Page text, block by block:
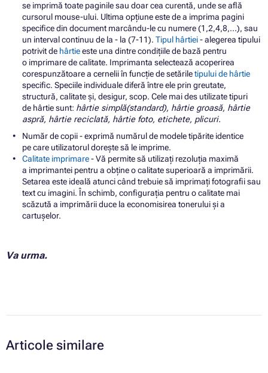
se imprimă toate paginile sau doar cea curentă, unde se află
cursorul mouse-ului. Ultima opțiune este de a imprima pagini
specifice din document marcându-le cu numere (1,2,4,8,...), sau
un interval continuu de la - la (7-11). Tipul hârtiei- alegerea tipului
potrivit de hârtieeste una dintre condițiile de bază pentru
o imprimare de calitate. Imprimanta selectează acoperirea
corespunzătoare a cernelii în funcție de setăriletipului de hârtie
specific. Speciile individuale diferă între ele prin greutate,
structură, calitate și, desigur, scop. Cele mai des utilizate tipuri
de hârtie sunt: ​​hârtie simplă(standard), hârtie groasă, hârtie
aspră, hârtie reciclată, hârtie foto, etichete, plicuri.
Număr de copii - exprimă numărul de modele tipărite identice
pe care utilizatorul dorește să le imprime.
Calitate imprimare- Vă permite să utilizați rezoluția maximă
a imprimantei pentru a obține o calitate superioară a imprimării.
Setarea este ideală atunci când trebuie să imprimați fotografii sau
text cu imagini. În schimb, configurația pentru o calitate mai
scăzută a imprimării duce la economisirea tonerului și a
cartușelor.
Va urma.
Articole similare